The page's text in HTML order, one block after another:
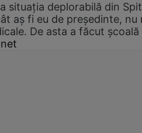
situația deplorabilă din
aș fi eu de președinte, nu
De asta a făcut școală